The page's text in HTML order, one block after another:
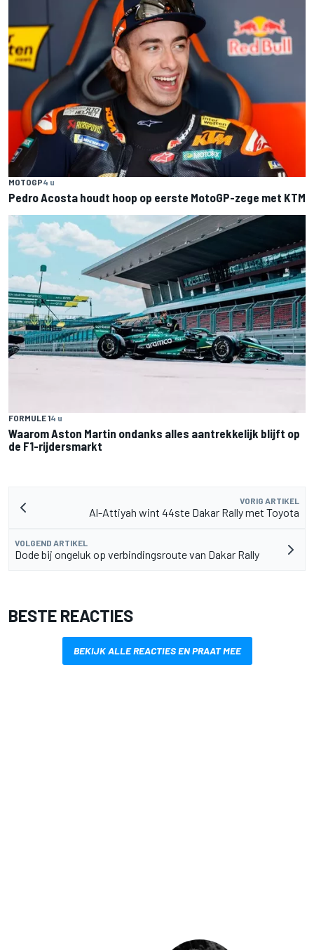
MOTOGP4 u
Pedro Acosta houdt hoop op eerste MotoGP-zege met KTM
FORMULE 14 u
Waarom Aston Martin ondanks alles aantrekkelijk blijft op
de F1-rijdersmarkt
VORIG ARTIKEL
Al-Attiyah wint 44ste Dakar Rally met Toyota
VOLGEND ARTIKEL
Dode bij ongeluk op verbindingsroute van Dakar Rally
BESTE REACTIES
BEKIJK ALLE REACTIES EN PRAAT MEE